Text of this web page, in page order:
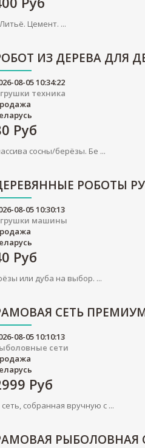
Цемент. ...
ИЗ ДЕРЕВА ДЛЯ
08-05 10:34:22
техника
Руб
сосны/берёзы. Бе ...
РОБОТЫ
08-05 10:30:13
машины
Руб
или дуба на выбор. ...
СЕТЬ
08-05 10:10:13
сети
Руб
собранная вручную с ...
РЫБОЛОВНАЯ